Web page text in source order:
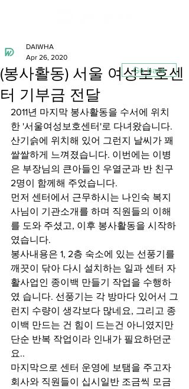
(봉사활동) 서울 여성보호센
터 기부금 전달
DAIWHA
Apr 26, 2020
2011년 마지막 봉사활동을 수서에 위치
한 '서울여성보호센터'로 다녀왔습니다.
산기슭에 위치해 있어 그런지 날씨가 꽤
쌀쌀하게 느껴졌습니다. 이번에는 이병
은 부장님의 큰아들인 우열군과 반 친구
2명이 함께해 주었습니다.
먼저 센터에서 근무하시는 나인숙 복지
사님이 기관소개를 하며 직원들의 이해
를 도와 주셨고, 이후 봉사활동을 시작하
였습니다.
봉사내용은 1, 2층 숙소에 있는 선풍기를
깨끗이 닦아 다시 설치하는 일과 센터 자
활사업인 종이백 만들기 작업을 수행하
였 습니다. 선풍기는 각 방마다 있어서 그
런지 수량이 생각보다 많네요, 그리고 종
이백 만드는 건 힘이 드는건 아니였지만
단순 반복 작업이라 인내가 필요하던군
요..
마지막으로 센터 운영에 보탬을 주고자
회사와 직원들이 십시일반 조금씩 모금
Go back